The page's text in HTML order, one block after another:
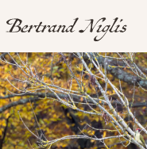
au
contenu
Aucun
résultat
Accueil
Présentation
Articles